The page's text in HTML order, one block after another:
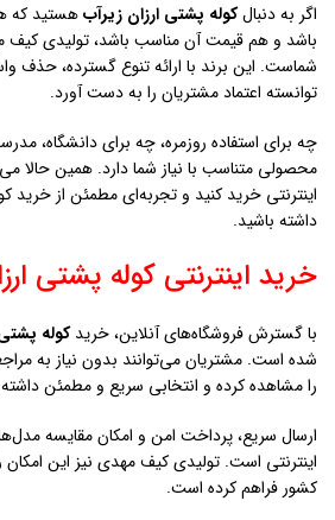
اگر به دنبالکوله پشتی ارزان زيرآبهستید که
باشد و هم قیمت آن مناسب باشد، تولیدی کیف
شماست. این برند با ارائه تنوع گسترده، حذف
توانسته اعتماد مشتریان را به دست آورد.
چه برای استفاده روزمره، چه برای دانشگاه،
محصولی متناسب با نیاز شما دارد. همین حالا
اینترنتی خرید کنید و تجربه‌ای مطمئن از خرید
داشته باشید.
خرید اینترنتی کوله پشتی
با گسترش فروشگاه‌های آنلاین، خریدکوله
شده است. مشتریان می‌توانند بدون نیاز به
را مشاهده کرده و انتخابی سریع و مطمئن
ارسال سریع، پرداخت امن و امکان مقایسه
اینترنتی است. تولیدی کیف مهدی نیز این امکان
کشور فراهم کرده است.